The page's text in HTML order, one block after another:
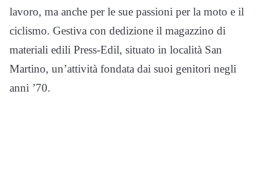
lavoro, ma anche per le sue passioni per la moto e il
ciclismo. Gestiva con dedizione il magazzino di
materiali edili Press-Edil, situato in località San
Martino, un’attività fondata dai suoi genitori negli
anni ’70.